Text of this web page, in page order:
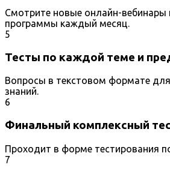
Смотрите новые онлайн-вебинары
программы каждый месяц.
5
Тесты по каждой теме и
Вопросы в текстовом формате для
знаний.
6
Финальный комплексный
Проходит в форме тестирования
7